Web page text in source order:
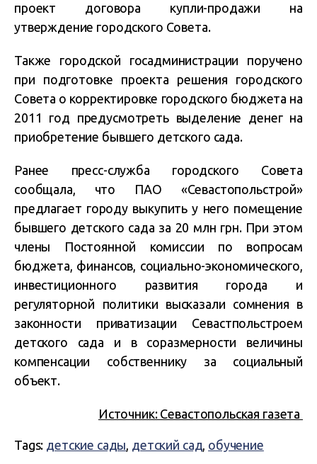
проект договора купли-продажи на
утверждение городского Совета.
Также городской госадминистрации поручено
при подготовке проекта решения городского
Совета о корректировке городского бюджета на
2011 год предусмотреть выделение денег на
приобретение бывшего детского сада.
Ранее пресс-служба городского Совета
сообщала, что ПАО «Севастопольстрой»
предлагает городу выкупить у него помещение
бывшего детского сада за 20 млн грн. При этом
члены Постоянной комиссии по вопросам
бюджета, финансов, социально-экономического,
инвестиционного развития города и
регуляторной политики высказали сомнения в
законности приватизации Севастпольстроем
детского сада и в соразмерности величины
компенсации собственнику за социальный
объект.
Источник: Севастопольская газета
Tags: детские сады, детский сад, обучение